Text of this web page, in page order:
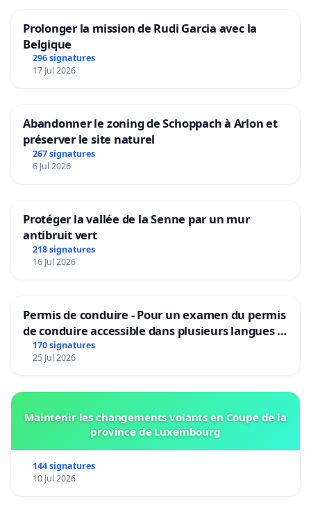
Prolonger la mission de Rudi Garcia avec la
Belgique
296 signatures
17 Jul 2026
Abandonner le zoning de Schoppach à Arlon et
préserver le site naturel
267 signatures
6 Jul 2026
Protéger la vallée de la Senne par un mur
antibruit vert
218 signatures
16 Jul 2026
Permis de conduire - Pour un examen du permis
de conduire accessible dans plusieurs langues à
Bruxelles
170 signatures
25 Jul 2026
Maintenir les changements volants en Coupe de la
province de Luxembourg
144 signatures
10 Jul 2026